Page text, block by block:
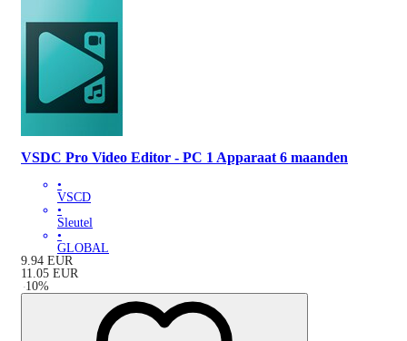
VSDC Pro Video Editor - PC 1 Apparaat 6 maanden
•
VSCD
•
Sleutel
•
GLOBAL
9.94 EUR
11.05 EUR
-10%